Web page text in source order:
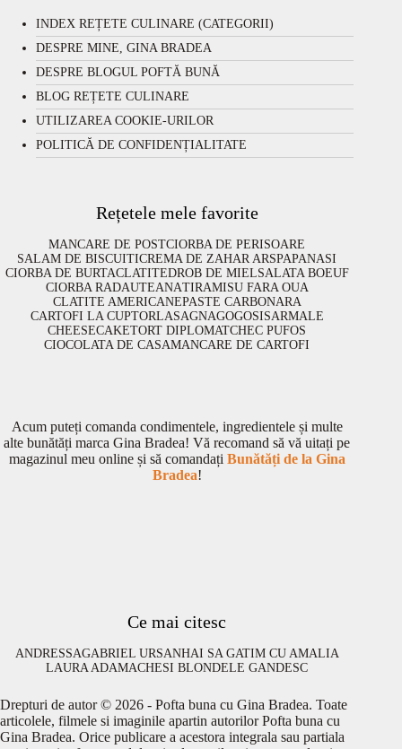
INDEX REȚETE CULINARE (CATEGORII)
DESPRE MINE, GINA BRADEA
DESPRE BLOGUL POFTĂ BUNĂ
BLOG REȚETE CULINARE
UTILIZAREA COOKIE-URILOR
POLITICĂ DE CONFIDENȚIALITATE
Rețetele mele favorite
MANCARE DE POSTCIORBA DE PERISOARE
SALAM DE BISCUITICREMA DE ZAHAR ARSPAPANASI
CIORBA DE BURTACLATITEDROB DE MIELSALATA BOEUF
CIORBA RADAUTEANATIRAMISU FARA OUA
CLATITE AMERICANEPASTE CARBONARA
CARTOFI LA CUPTORLASAGNAGOGOSISARMALE
CHEESECAKETORT DIPLOMATCHEC PUFOS
CIOCOLATA DE CASAMANCARE DE CARTOFI
Acum puteți comanda condimentele, ingredientele și multe
alte bunătăți marca Gina Bradea! Vă recomand să vă uitați pe
magazinul meu online și să comandați Bunătăți de la Gina
Bradea!
Ce mai citesc
ANDRESSAGABRIEL URSANHAI SA GATIM CU AMALIA
LAURA ADAMACHESI BLONDELE GANDESC
Drepturi de autor © 2026 - Pofta buna cu Gina Bradea. Toate
articolele, filmele si imaginile apartin autorilor Pofta buna cu
Gina Bradea. Orice publicare a acestora integrala sau partiala